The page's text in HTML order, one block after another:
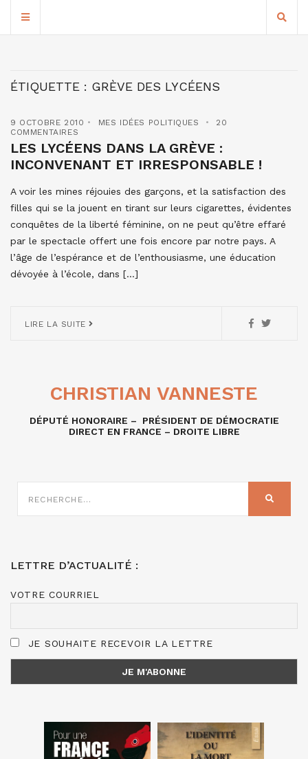
ÉTIQUETTE : GRÈVE DES LYCÉENS
9 OCTOBRE 2010 MES IDÉES POLITIQUES
20
COMMENTAIRES
LES LYCÉENS DANS LA GRÈVE :
INCONVENANT ET IRRESPONSABLE !
A voir les mines réjouies des garçons, et la satisfaction des
filles qui se la jouent en tirant sur leurs cigarettes, évidentes
conquêtes de la liberté féminine, on ne peut qu’être effaré
par le spectacle offert une fois encore par notre pays. A
l’âge de l’espérance et de l’enthousiasme, une éducation
dévoyée à l’école, dans […]
LIRE LA SUITE
CHRISTIAN VANNESTE
DÉPUTÉ HONORAIRE – PRÉSIDENT DE DÉMOCRATIE
DIRECT EN FRANCE – DROITE LIBRE
SUR
LETTRE D’ACTUALITÉ :
VOTRE COURRIEL
JE SOUHAITE RECEVOIR LA LETTRE